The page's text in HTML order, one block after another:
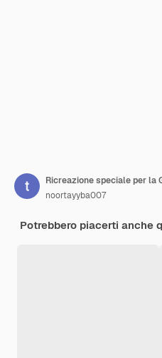
Ricreazione speciale per la
noortayyba007
Potrebbero piacerti anche